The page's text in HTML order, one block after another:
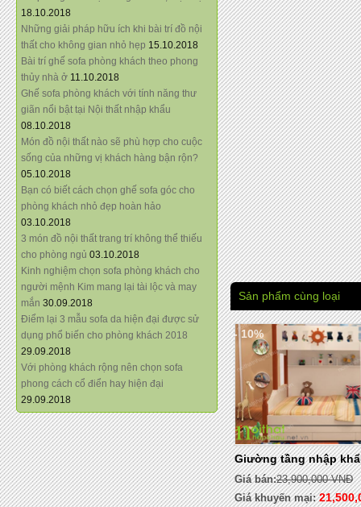
18.10.2018
Những giải pháp hữu ích khi bài trí đồ nội
thất cho không gian nhỏ hẹp 15.10.2018
Bài trí ghế sofa phòng khách theo phong
thủy nhà ở 11.10.2018
Ghế sofa phòng khách với tính năng thư
giãn nổi bật tại Nội thất nhập khẩu
08.10.2018
Món đồ nội thất nào sẽ phù hợp cho cuộc
sống của những vị khách hàng bận rộn?
05.10.2018
Bạn có biết cách chọn ghế sofa góc cho
phòng khách nhỏ đẹp hoàn hảo
03.10.2018
3 món đồ nội thất trang trí không thể thiếu
cho phòng ngủ 03.10.2018
Kinh nghiệm chọn sofa phòng khách cho
người mệnh Kim mang lại tài lộc và may
mắn 30.09.2018
Điểm lại 3 mẫu sofa da hiện đại được sử
dụng phổ biến cho phòng khách 2018
29.09.2018
Với phòng khách rộng nên chọn sofa
phong cách cổ điển hay hiện đại
29.09.2018
Sản phẩm cùng loại
- 10%
Giường tầng nhập
Giá bán:23,900,000 VNĐ
Giá khuyến mại: